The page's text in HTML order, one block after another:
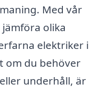
Med vår
olika
elektriker i
om du behöver
underhåll, är